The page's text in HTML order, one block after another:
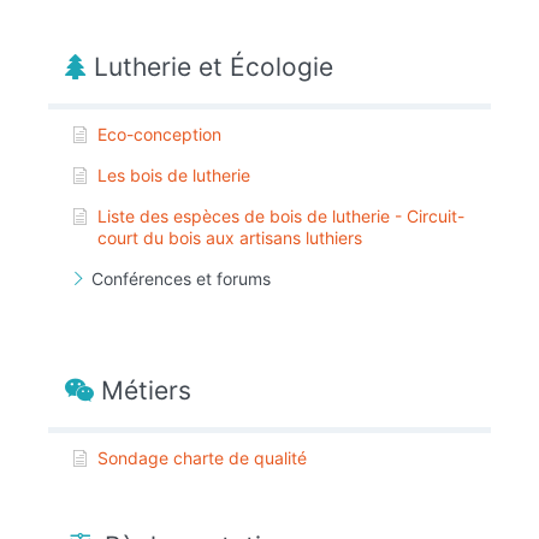
Lutherie et Écologie
Eco-conception
Les bois de lutherie
Liste des espèces de bois de lutherie - Circuit-
court du bois aux artisans luthiers
Conférences et forums
Métiers
Sondage charte de qualité